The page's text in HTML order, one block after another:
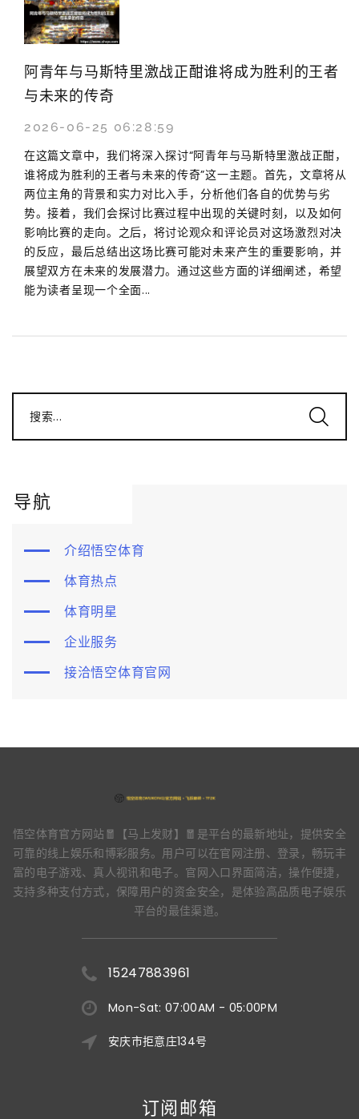
阿青年与马斯特里激战正酣谁将成为胜利的王者
与未来的传奇
2026-06-25 06:28:59
在这篇文章中，我们将深入探讨“阿青年与马斯特里激战正酣，
谁将成为胜利的王者与未来的传奇”这一主题。首先，文章将从
两位主角的背景和实力对比入手，分析他们各自的优势与劣
势。接着，我们会探讨比赛过程中出现的关键时刻，以及如何
影响比赛的走向。之后，将讨论观众和评论员对这场激烈对决
的反应，最后总结出这场比赛可能对未来产生的重要影响，并
展望双方在未来的发展潜力。通过这些方面的详细阐述，希望
能为读者呈现一个全面...
搜索...
导航
介绍悟空体育
体育热点
体育明星
企业服务
接洽悟空体育官网
悟空体育官方网站🧧【马上发财】🧧是平台的最新地址，提供安全
可靠的线上娱乐和博彩服务。用户可以在官网注册、登录，畅玩丰
富的电子游戏、真人视讯和电子。官网入口界面简洁，操作便捷，
支持多种支付方式，保障用户的资金安全，是体验高品质电子娱乐
平台的最佳渠道。
15247883961
Mon-Sat: 07:00AM - 05:00PM
安庆市拒意庄134号
订阅邮箱